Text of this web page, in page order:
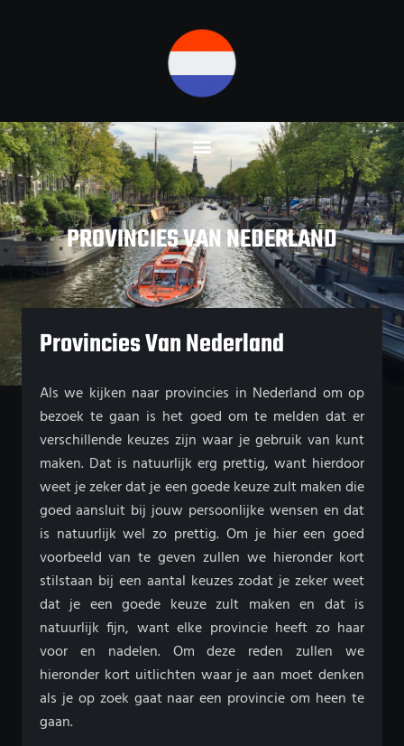
PROVINCIES VAN NEDERLAND
Provincies Van Nederland
Als we kijken naar provincies in Nederland om op
bezoek te gaan is het goed om te melden dat er
verschillende keuzes zijn waar je gebruik van kunt
maken. Dat is natuurlijk erg prettig, want hierdoor
weet je zeker dat je een goede keuze zult maken die
goed aansluit bij jouw persoonlijke wensen en dat
is natuurlijk wel zo prettig. Om je hier een goed
voorbeeld van te geven zullen we hieronder kort
stilstaan bij een aantal keuzes zodat je zeker weet
dat je een goede keuze zult maken en dat is
natuurlijk fijn, want elke provincie heeft zo haar
voor en nadelen. Om deze reden zullen we
hieronder kort uitlichten waar je aan moet denken
als je op zoek gaat naar een provincie om heen te
gaan.